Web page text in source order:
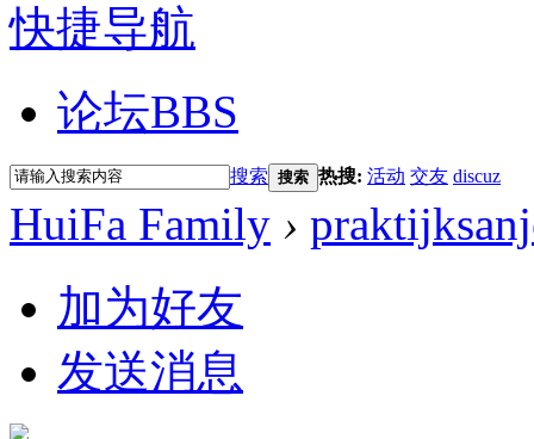
快捷导航
论坛BBS
搜索 搜索 热搜: 活动 交友 discuz
HuiFa Family ›
加为好友
发送消息